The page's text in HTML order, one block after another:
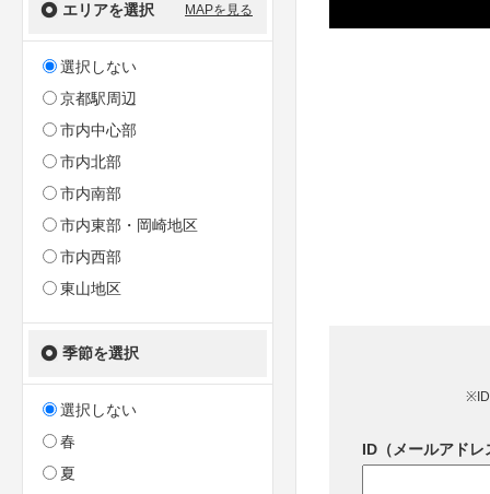
エリアを選択 MAPを見る
選択しない
京都駅周辺
市内中心部
市内北部
市内南部
市内東部・岡崎地区
市内西部
東山地区
季節を選択
選択しない
春
夏
※ID
ID（メールアドレ